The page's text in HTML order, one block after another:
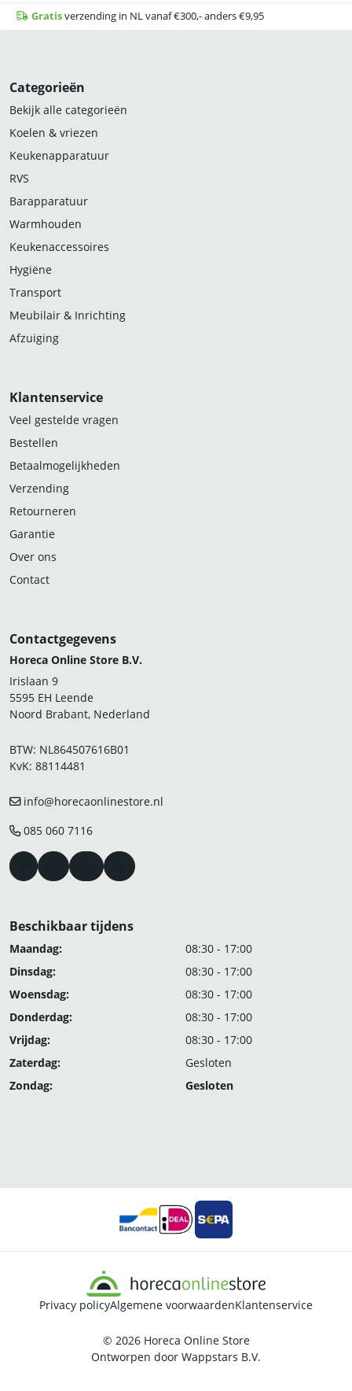
Gratisverzending in NL vanaf €300,- anders €9,95
Categorieën
Bekijk alle categorieën
Koelen & vriezen
Keukenapparatuur
RVS
Barapparatuur
Warmhouden
Keukenaccessoires
Hygiëne
Transport
Meubilair & Inrichting
Afzuiging
Klantenservice
Veel gestelde vragen
Bestellen
Betaalmogelijkheden
Verzending
Retourneren
Garantie
Over ons
Contact
Contactgegevens
Horeca Online Store B.V.
Irislaan 9
5595 EH Leende
Noord Brabant, Nederland
BTW: NL864507616B01
KvK: 88114481
info@horecaonlinestore.nl
085 060 7116
Beschikbaar tijdens
Maandag:
08:30 - 17:00
Dinsdag:
08:30 - 17:00
Woensdag:
08:30 - 17:00
Donderdag:
08:30 - 17:00
Vrijdag:
08:30 - 17:00
Zaterdag:
Gesloten
Zondag:
Gesloten
Privacy policyAlgemene voorwaardenKlantenservice
© 2026 Horeca Online Store
Ontworpen door Wappstars B.V.